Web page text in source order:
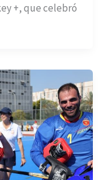
+, que celebró